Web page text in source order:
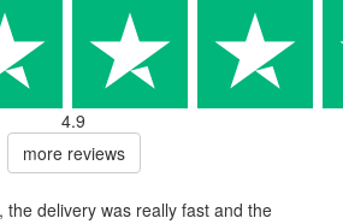
4.9
more reviews
the delivery was really fast and the